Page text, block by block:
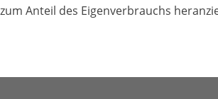
Anteil des Eigenverbrauchs